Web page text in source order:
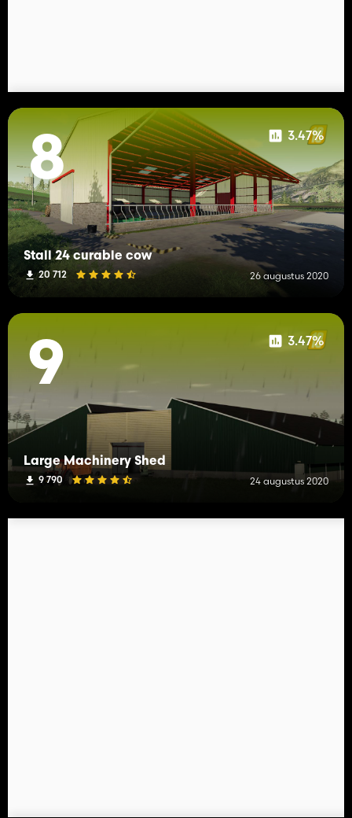
8 3.47%
Stall 24 curable cow
20 712 26 augustus 2020
9 3.47%
Large Machinery Shed
9 790 24 augustus 2020